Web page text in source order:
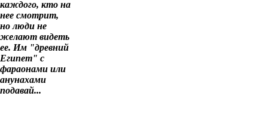
каждого, кто на
нее смотрит,
но люди не
желают видеть
ее. Им "древний
Египет" с
фараонами или
анунахами
подавай...